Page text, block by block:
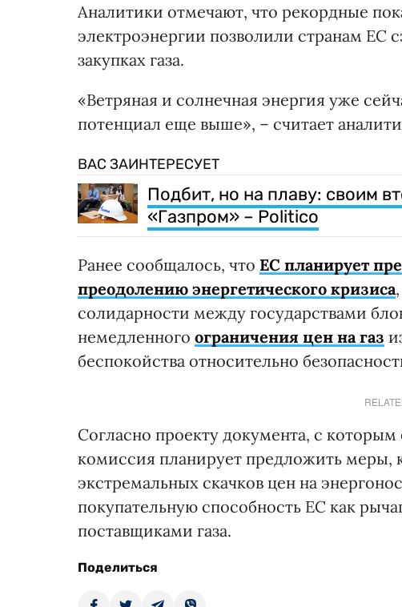
Аналитики отмечают, что рекордные
электроэнергии позволили странам ЕС
закупках газа.
«Ветряная и солнечная энергия уже
потенциал еще выше», – считает
ВАС ЗАИНТЕРЕСУЕТ
Подбит, но на плаву: своим
«Газпром» – Politico
Ранее сообщалось, что ЕС планирует
преодолению энергетического кризиса
солидарности между государствами
немедленного ограничения цен на газ
беспокойства относительно
Согласно проекту документа, с
комиссия планирует предложить меры,
экстремальных скачков цен на
покупательную способность ЕС как
поставщиками газа.
Поделиться